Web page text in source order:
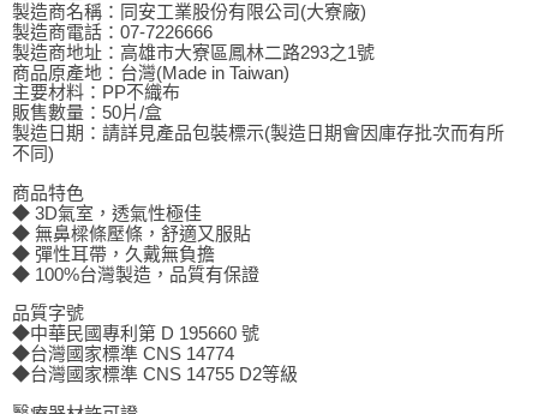
製造商名稱：同安工業股份有限公司(大寮廠)
製造商電話：07-7226666
製造商地址：高雄市大寮區鳳林二路293之1號
商品原產地：台灣(Made in Taiwan)
主要材料：PP不織布
販售數量：50片/盒
製造日期：請詳見產品包裝標示(製造日期會因庫存批次而有所
不同)
商品特色
◆ 3D氣室，透氣性極佳
◆ 無鼻樑條壓條，舒適又服貼
◆ 彈性耳帶，久戴無負擔
◆ 100%台灣製造，品質有保證
品質字號
◆中華民國專利第 D 195660 號
◆台灣國家標準 CNS 14774
◆台灣國家標準 CNS 14755 D2等級